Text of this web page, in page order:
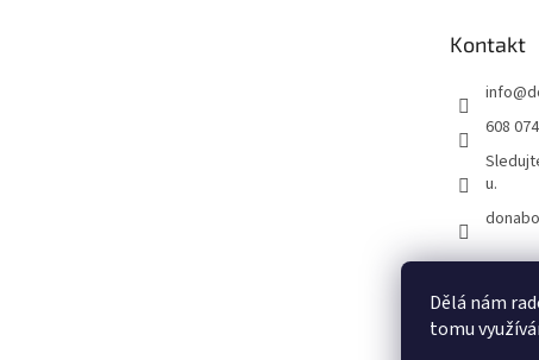
Dělá nám
tomu
Kontakt
info@
608
u.